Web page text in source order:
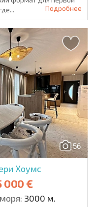
Подробнее
56
Хоумс
000 €
3000 м.